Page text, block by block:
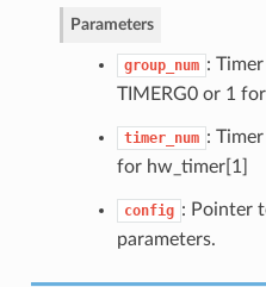
Parameters
group_num :
TIMERG0 or 1 for
timer_num :
for hw_timer[1]
config : Pointer
parameters.